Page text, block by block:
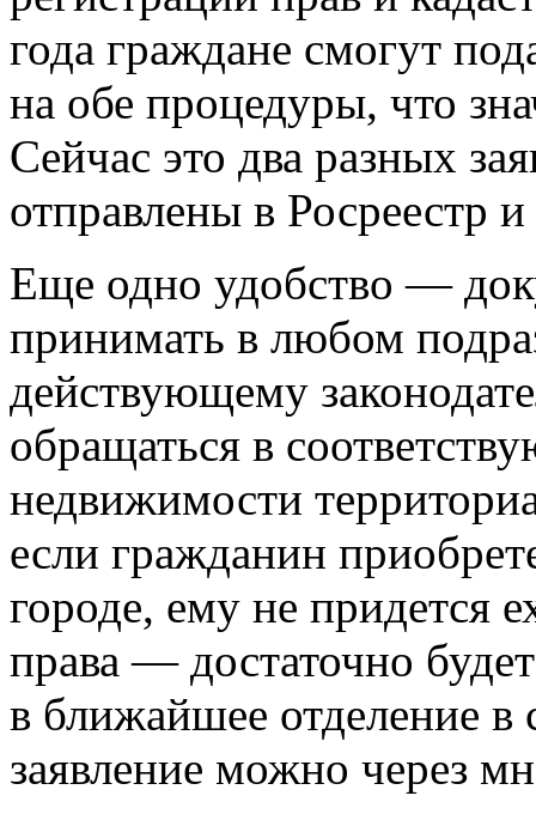
года граждане смогут
на обе процедуры, что
Сейчас это два разных
отправлены в Росреестр
Еще одно удобство —
принимать в любом
действующему
обращаться в
недвижимости
если гражданин
городе, ему не придется
права — достаточно
в ближайшее отделение в
заявление можно через